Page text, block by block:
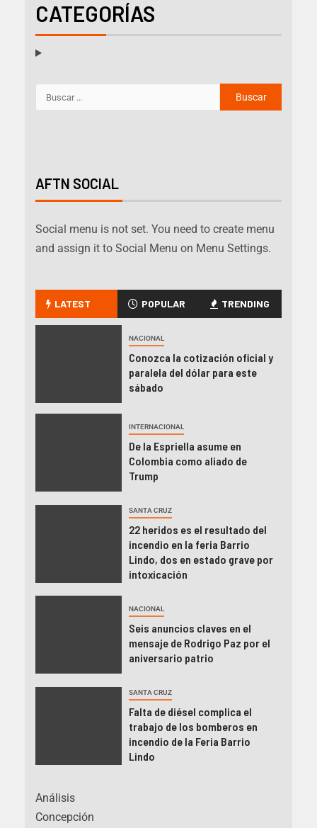
CATEGORÍAS
AFTN SOCIAL
Social menu is not set. You need to create menu
and assign it to Social Menu on Menu Settings.
LATEST POPULAR TRENDING
NACIONAL
Conozca la cotización oficial y
paralela del dólar para este
sábado
INTERNACIONAL
De la Espriella asume en
Colombia como aliado de
Trump
SANTA CRUZ
22 heridos es el resultado del
incendio en la feria Barrio
Lindo, dos en estado grave por
intoxicación
NACIONAL
Seis anuncios claves en el
mensaje de Rodrigo Paz por el
aniversario patrio
SANTA CRUZ
Falta de diésel complica el
trabajo de los bomberos en
incendio de la Feria Barrio
Lindo
Análisis
Concepción